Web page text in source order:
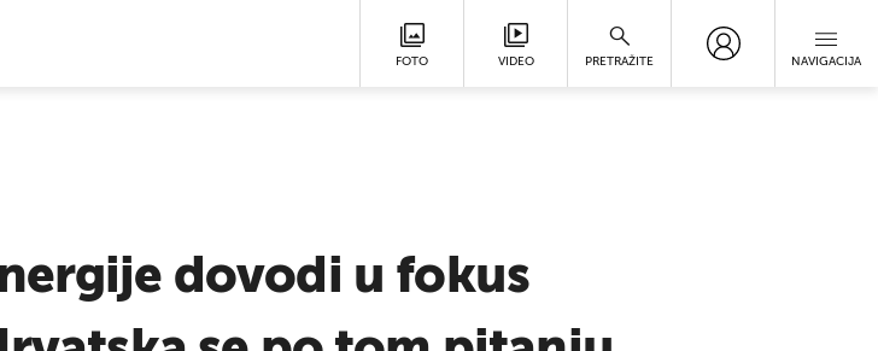
FOTO VIDEO PRETRAŽITE NAVIGACIJA
dovodi u fokus